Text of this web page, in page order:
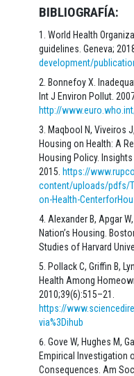
BIBLIOGRAFÍA:
World Health
guidelines. Geneva;
development/
Bonnefoy X.
Int J Environ Pollut.
http://
Maqbool N, Viveiros
Housing on Health: A
Housing Policy.
2015. https://
content/uploads/pdfs/
on-Health-
Alexander B, Apgar
Nation’s Housing.
Studies of Harvard
Pollack C, Griffin B,
Health Among
2010;39(6):515–21.
https://
via%3Dihub
Gove W, Hughes M,
Empirical Investigation
Consequences. Am